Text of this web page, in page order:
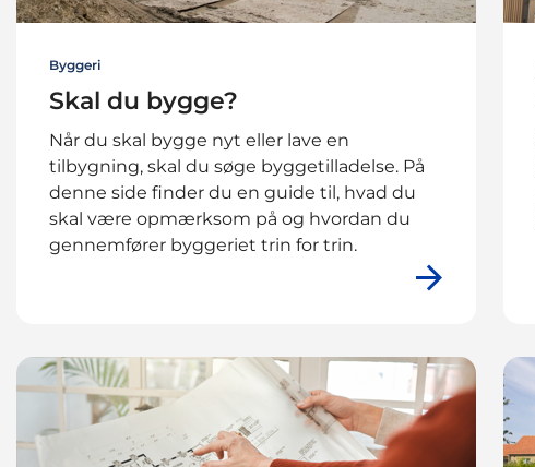
Byggeri
Skal du bygge?
Når du skal bygge nyt eller lave en
tilbygning, skal du søge byggetilladelse. På
denne side finder du en guide til, hvad du
skal være opmærksom på og hvordan du
gennemfører byggeriet trin for trin.